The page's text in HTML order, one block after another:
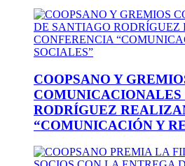
COOPSANO Y
COMUNICACIONALES
RODRÍGUEZ
“COMUNICACIÓN Y